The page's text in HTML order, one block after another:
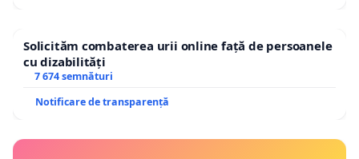
Solicităm combaterea urii online față de persoanele
cu dizabilități
7 674 semnături
Notificare de transparență